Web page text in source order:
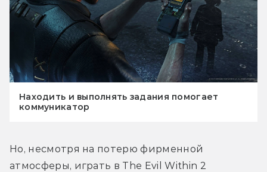
Находить и выполнять задания помогает
коммуникатор
Но, несмотря на потерю фирменной
атмосферы, играть в The Evil Within 2